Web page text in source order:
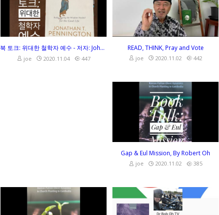
북 토크: 위대한 철학자 예수 - 저자: Johnathan Pennington
joe 2020.11.04 447
READ, THINK, Pray and Vote
joe 2020.11.02 442
joe 2020.11.02
Gap & Eul Mission, By Robert Oh
joe 2020.11.02 385
joe 2020.11.02 joe 2020.11.02